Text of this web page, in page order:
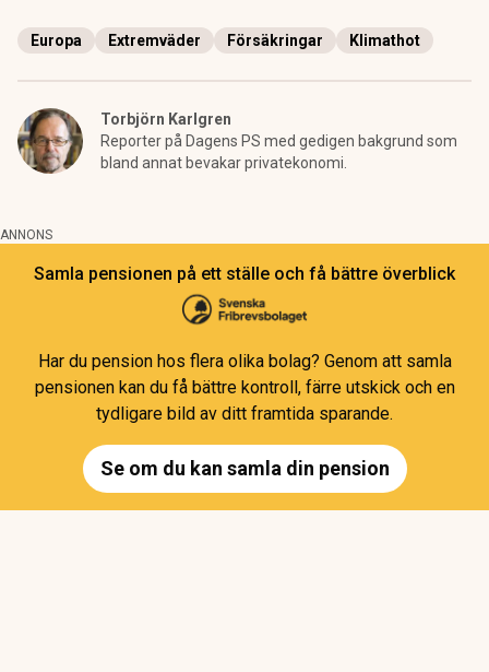
Europa Extremväder Försäkringar Klimathot
Torbjörn Karlgren
Reporter på Dagens PS med gedigen bakgrund som
bland annat bevakar privatekonomi.
ANNONS
Samla pensionen på ett ställe och få bättre överblick
Har du pension hos flera olika bolag? Genom att samla
pensionen kan du få bättre kontroll, färre utskick och en
tydligare bild av ditt framtida sparande.
Se om du kan samla din pension